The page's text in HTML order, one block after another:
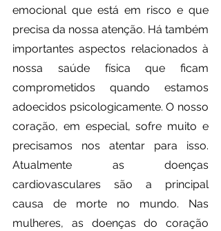
emocional que está em risco e que
precisa da nossa atenção. Há também
importantes aspectos relacionados à
nossa saúde física que ficam
comprometidos quando estamos
adoecidos psicologicamente. O nosso
coração, em especial, sofre muito e
precisamos nos atentar para isso.
Atualmente as doenças
cardiovasculares são a principal
causa de morte no mundo. Nas
mulheres, as doenças do coração